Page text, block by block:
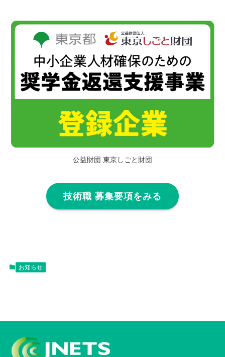
公益財団 東京しごと財団
技術職 募集要項をみる
お知らせ